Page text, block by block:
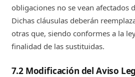
obligaciones no se vean afectados
Dichas cláusulas deberán
otras que, siendo conformes a la
finalidad de las sustituidas.
7.2 Modificación del Aviso